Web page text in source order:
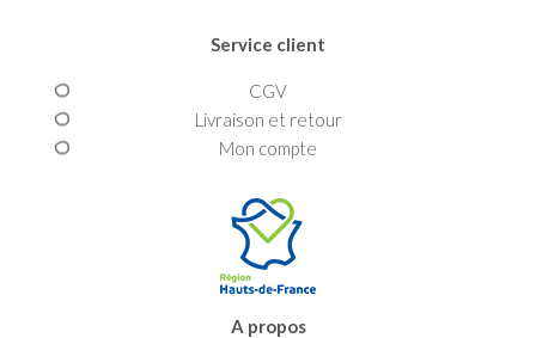
Service client
CGV
Livraison et retour
Mon compte
A propos